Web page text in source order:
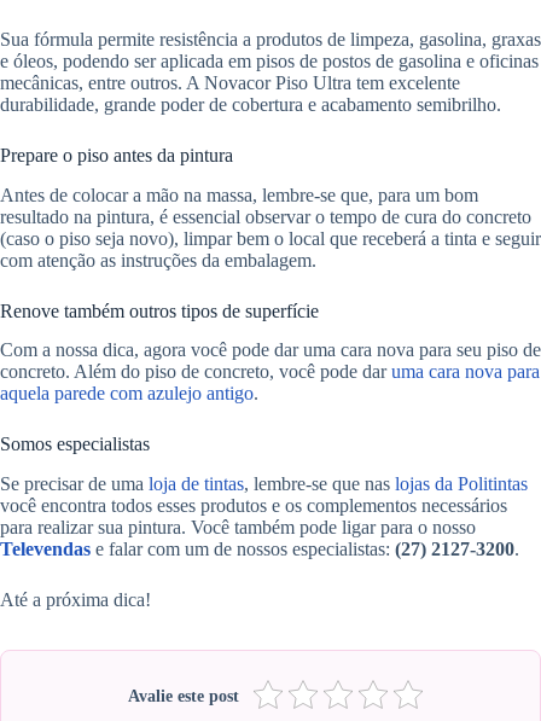
Sua fórmula permite resistência a produtos de limpeza, gasolina, graxas
e óleos, podendo ser aplicada em pisos de postos de gasolina e oficinas
mecânicas, entre outros. A Novacor Piso Ultra tem excelente
durabilidade, grande poder de cobertura e acabamento semibrilho.
Prepare o piso antes da pintura
Antes de colocar a mão na massa, lembre-se que, para um bom
resultado na pintura, é essencial observar o tempo de cura do concreto
(caso o piso seja novo), limpar bem o local que receberá a tinta e seguir
com atenção as instruções da embalagem.
Renove também outros tipos de superfície
Com a nossa dica, agora você pode dar uma cara nova para seu piso de
concreto. Além do piso de concreto, você pode daruma cara nova para
aquela parede com azulejo antigo.
Somos especialistas
Se precisar de uma loja de tintas, lembre-se que nas lojas da Politintas
você encontra todos esses produtos e os complementos necessários
para realizar sua pintura. Você também pode ligar para o nosso
Televendas e falar com um de nossos especialistas: (27) 2127-3200.
Até a próxima dica!
Avalie este post